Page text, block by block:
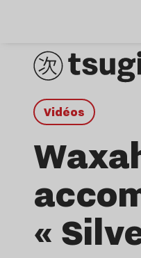
Vidéos
«